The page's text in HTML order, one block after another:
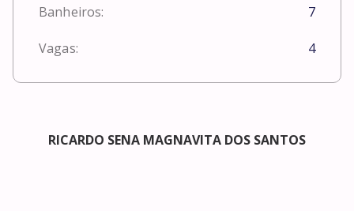
Banheiros: 7
Vagas: 4
RICARDO SENA MAGNAVITA DOS SANTOS